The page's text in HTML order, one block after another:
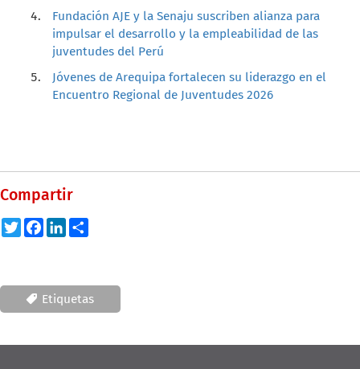
Fundación AJE y la Senaju suscriben alianza para
impulsar el desarrollo y la empleabilidad de las
juventudes del Perú
Jóvenes de Arequipa fortalecen su liderazgo en el
Encuentro Regional de Juventudes 2026
Compartir
TwitterFacebookLinkedIn
Etiquetas